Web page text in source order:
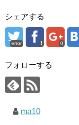
シェアする
error 0
フォローする
ma10